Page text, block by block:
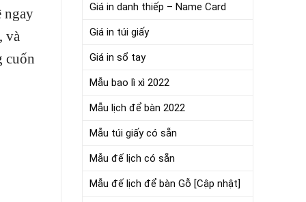
ngay
và
cuốn
Giá in danh thiếp – Name Card
Giá in túi giấy
Giá in sổ tay
Mẫu bao lì xì 2022
Mẫu lịch để bàn 2022
Mẫu túi giấy có sẵn
Mẫu đế lịch có sẵn
Mẫu đế lịch để bàn Gỗ [Cập nhật]